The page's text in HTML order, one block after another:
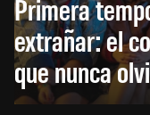
Primera
extrañar: el
que nunca